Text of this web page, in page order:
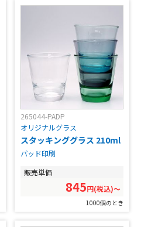
265044-PADP
オリジナルグラス
スタッキンググラス 210ml
パッド印刷
販売単価
845円(税込)〜
1000個のとき